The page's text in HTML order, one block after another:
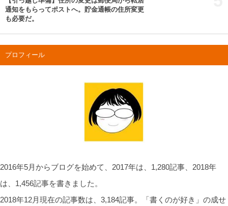
通知をもらってポストへ。貯金通帳の住所変更
も必要だ。
プロフィール
2016年5月からブログを始めて、2017年は、1,280記事、2018年
は、1,456記事を書きました。
2018年12月現在の記事数は、3,184記事。「書くのが好き」の成せ